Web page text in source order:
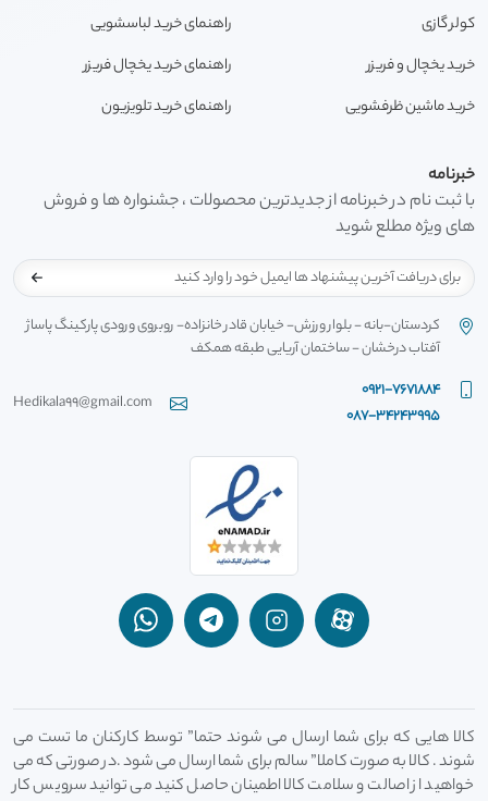
کولر گازی
خرید یخچال و فریزر
خرید ماشین ظرفشویی
راهنمای خرید لباسشویی
راهنمای خرید یخچال فریزر
راهنمای خرید تلویزیون
خبرنامه
با ثبت نام در خبرنامه از جدیدترین محصولات ، جشنواره ها و فروش
های ویژه مطلع شوید
کردستان-بانه - بلوار ورزش- خیابان قادر خانزاده- روبروی ورودی پارکینگ پاساژ
آفتاب درخشان - ساختمان آریایی طبقه همکف
0921-7671884
087-34243995
Hedikala99@gmail.com
کالا هایی که برای شما ارسال می شوند حتما” توسط کارکنان ما تست می
شوند . کالا به صورت کاملا” سالم برای شما ارسال می شود .در صورتی که می
خواهید از اصالت و سلامت کالا اطمینان حاصل کنید می توانید سرویس کار